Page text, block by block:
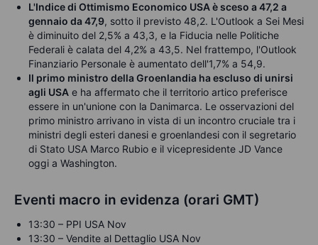
L'Indice di Ottimismo Economico USA è sceso a 47,2 a
gennaio da 47,9, sotto il previsto 48,2. L'Outlook a Sei Mesi
è diminuito del 2,5% a 43,3, e la Fiducia nelle Politiche
Federali è calata del 4,2% a 43,5. Nel frattempo, l'Outlook
Finanziario Personale è aumentato dell'1,7% a 54,9.
Il primo ministro della Groenlandia ha escluso di unirsi
agli USA e ha affermato che il territorio artico preferisce
essere in un'unione con la Danimarca. Le osservazioni del
primo ministro arrivano in vista di un incontro cruciale tra i
ministri degli esteri danesi e groenlandesi con il segretario
di Stato USA Marco Rubio e il vicepresidente JD Vance
oggi a Washington.
Eventi macro in evidenza (orari GMT)
13:30 – PPI USA Nov
13:30 – Vendite al Dettaglio USA Nov